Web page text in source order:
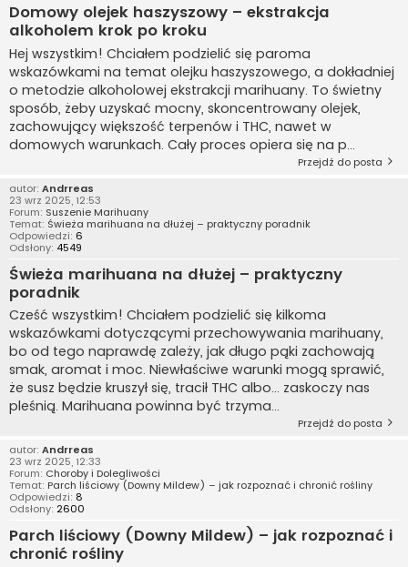
Domowy olejek haszyszowy – ekstrakcja
alkoholem krok po kroku
Hej wszystkim! Chciałem podzielić się paroma
wskazówkami na temat olejku haszyszowego, a dokładniej
o metodzie alkoholowej ekstrakcji marihuany. To świetny
sposób, żeby uzyskać mocny, skoncentrowany olejek,
zachowujący większość terpenów i THC, nawet w
domowych warunkach. Cały proces opiera się na p...
Przejdź do posta
autor: Andrreas
23 wrz 2025, 12:53
Forum: Suszenie Marihuany
Temat: Świeża marihuana na dłużej – praktyczny poradnik
Odpowiedzi: 6
Odsłony: 4549
Świeża marihuana na dłużej – praktyczny
poradnik
Cześć wszystkim! Chciałem podzielić się kilkoma
wskazówkami dotyczącymi przechowywania marihuany,
bo od tego naprawdę zależy, jak długo pąki zachowają
smak, aromat i moc. Niewłaściwe warunki mogą sprawić,
że susz będzie kruszył się, tracił THC albo… zaskoczy nas
pleśnią. Marihuana powinna być trzyma...
Przejdź do posta
autor: Andrreas
23 wrz 2025, 12:33
Forum: Choroby i Dolegliwości
Temat: Parch liściowy (Downy Mildew) – jak rozpoznać i chronić rośliny
Odpowiedzi: 8
Odsłony: 2600
Parch liściowy (Downy Mildew) – jak rozpoznać i
chronić rośliny